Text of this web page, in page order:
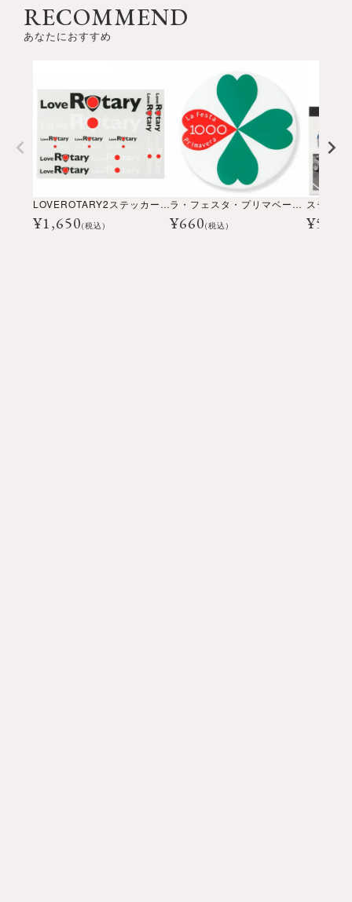
RECOMMEND
あなたにおすすめ
LOVEROTARY2ステッカーシート
¥1,650(税込)
ラ・フェスタ・プリマベーラ ステッカー
¥660(税込)
ステッカ
¥500